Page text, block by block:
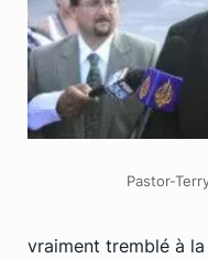
Pastor-
vraiment tremblé à